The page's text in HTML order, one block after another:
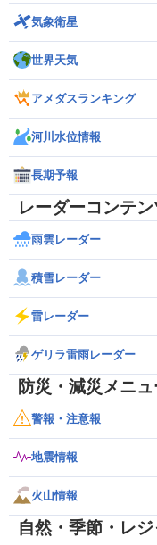
気象衛星
世界天気
アメダスランキング
河川水位情報
長期予報
レーダーコンテン
雨雲レーダー
積雪レーダー
雷レーダー
ゲリラ雷雨レーダー
防災・減災メニュ
警報・注意報
地震情報
火山情報
自然・季節・レ